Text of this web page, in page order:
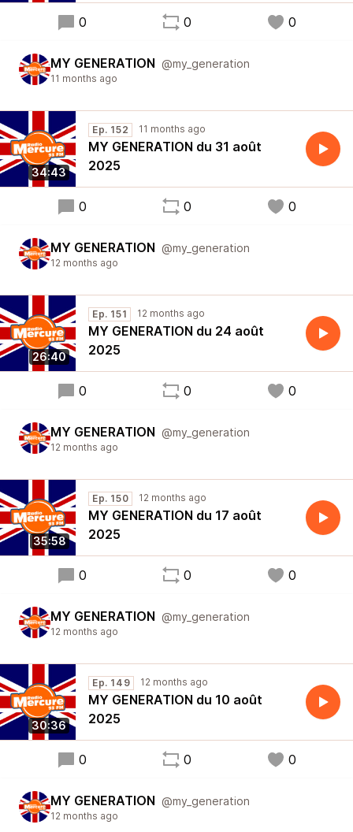
0 0 0
MY GENERATION @my_generation
11 months ago
34:43
Ep. 152 11 months ago
MY GENERATION du 31 août
2025
0 0 0
MY GENERATION @my_generation
12 months ago
26:40
Ep. 151 12 months ago
MY GENERATION du 24 août
2025
0 0 0
MY GENERATION @my_generation
12 months ago
35:58
Ep. 150 12 months ago
MY GENERATION du 17 août
2025
0 0 0
MY GENERATION @my_generation
12 months ago
30:36
Ep. 149 12 months ago
MY GENERATION du 10 août
2025
0 0 0
MY GENERATION @my_generation
12 months ago